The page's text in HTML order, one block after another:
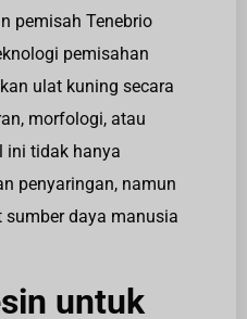
pemisah Tenebrio
pemisahan
ulat kuning secara
morfologi, atau
ini tidak hanya
penyaringan, namun
daya manusia
untuk